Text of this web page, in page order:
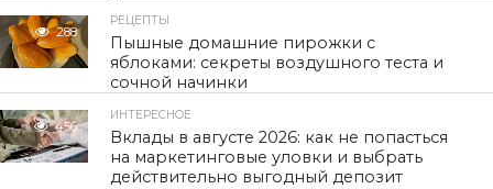
288
РЕЦЕПТЫ
Пышные домашние пирожки с
яблоками: секреты воздушного теста и
сочной начинки
456
ИНТЕРЕСНОЕ
Вклады в августе 2026: как не попасться
на маркетинговые уловки и выбрать
действительно выгодный депозит